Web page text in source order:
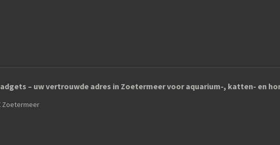
– uw vertrouwde adres in Zoetermeer voor aquarium-, katten- en
Zoetermeer